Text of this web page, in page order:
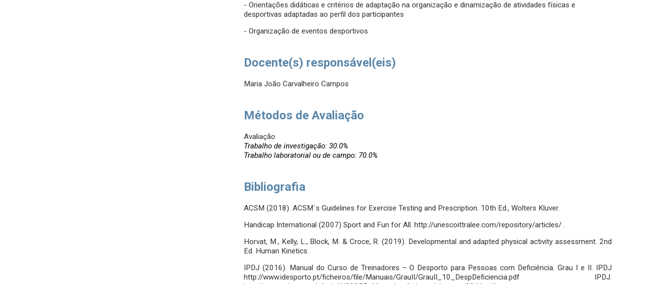
- Orientações didáticas e critérios de adaptação na organização e dinamização de atividades físicas e
desportivas adaptadas ao perfil dos participantes
- Organização de eventos desportivos
Docente(s) responsável(eis)
Maria João Carvalheiro Campos
Métodos de Avaliação
Avaliação
Trabalho de investigação: 30.0%
Trabalho laboratorial ou de campo: 70.0%
Bibliografia
ACSM (2018). ACSM´s Guidelines for Exercise Testing and Prescription. 10th Ed., Wolters Kluver.
Handicap International (2007) Sport and Fun for All. http://unescoittralee.com/repository/articles/ .
Horvat, M., Kelly, L., Block, M. & Croce, R. (2019). Developmental and adapted physical activity assessment. 2nd
Ed. Human Kinetics.
IPDJ (2016). Manual do Curso de Treinadores – O Desporto para Pessoas com Deficiência. Grau I e II. IPDJ
http://www.idesporto.pt/ficheiros/file/Manuais/GrauII/GrauII_10_DespDeficiencia.pdf IPDJ.